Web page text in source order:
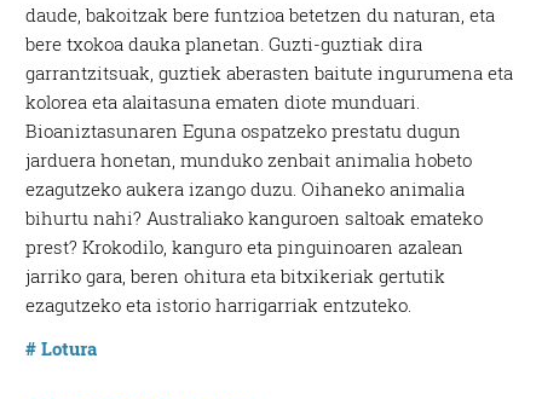
daude, bakoitzak bere funtzioa betetzen du naturan, eta
bere txokoa dauka planetan. Guzti-guztiak dira
garrantzitsuak, guztiek aberasten baitute ingurumena eta
kolorea eta alaitasuna ematen diote munduari.
Bioaniztasunaren Eguna ospatzeko prestatu dugun
jarduera honetan, munduko zenbait animalia hobeto
ezagutzeko aukera izango duzu. Oihaneko animalia
bihurtu nahi? Australiako kanguroen saltoak emateko
prest? Krokodilo, kanguro eta pinguinoaren azalean
jarriko gara, beren ohitura eta bitxikeriak gertutik
ezagutzeko eta istorio harrigarriak entzuteko.
# Lotura